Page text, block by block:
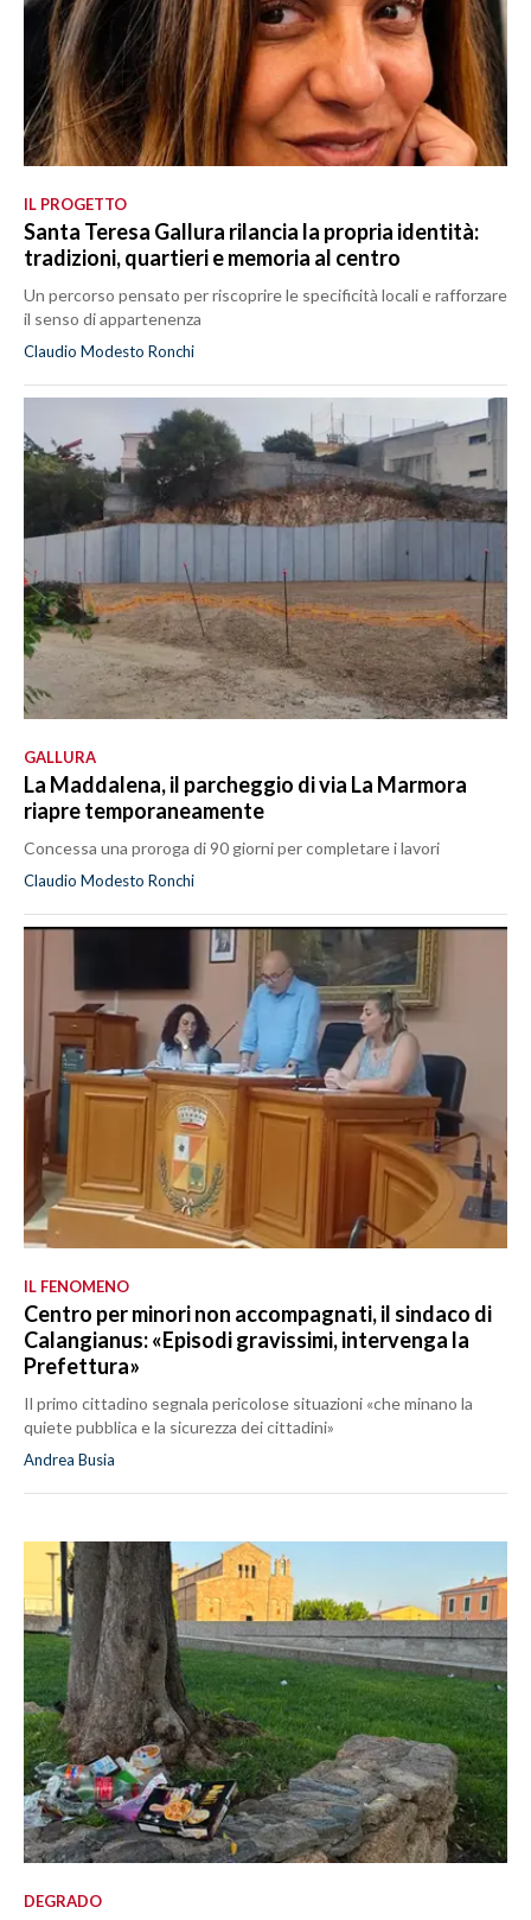
IL PROGETTO
Santa Teresa Gallura rilancia la propria identità:
tradizioni, quartieri e memoria al centro
Un percorso pensato per riscoprire le specificità locali e rafforzare
il senso di appartenenza
Claudio Modesto Ronchi
GALLURA
La Maddalena, il parcheggio di via La Marmora
riapre temporaneamente
Concessa una proroga di 90 giorni per completare i lavori
Claudio Modesto Ronchi
IL FENOMENO
Centro per minori non accompagnati, il sindaco di
Calangianus: «Episodi gravissimi, intervenga la
Prefettura»
Il primo cittadino segnala pericolose situazioni «che minano la
quiete pubblica e la sicurezza dei cittadini»
Andrea Busia
DEGRADO